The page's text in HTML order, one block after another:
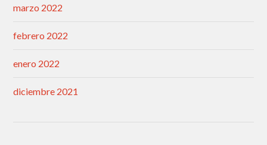
marzo 2022
febrero 2022
enero 2022
diciembre 2021